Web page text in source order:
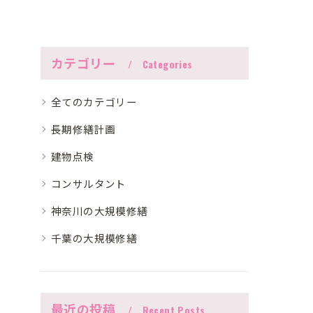
カテゴリー Categories
全てのカテゴリー
長期修繕計画
建物点検
コンサルタント
神奈川の大規模修繕
千葉の大規模修繕
最近の投稿 Recent Posts